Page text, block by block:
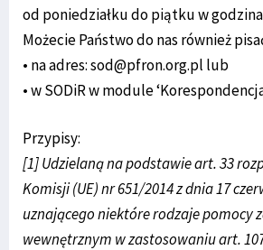
od poniedziałku do piątku w
Możecie Państwo do nas również
• na adres: sod@pfron.org.pl lub
• w SODiR w module
Przypisy:
[1] Udzielaną na podstawie art. 33
Komisji (UE) nr 651/2014 z dnia 17
uznającego niektóre rodzaje pomocy
wewnętrznym w zastosowaniu art.